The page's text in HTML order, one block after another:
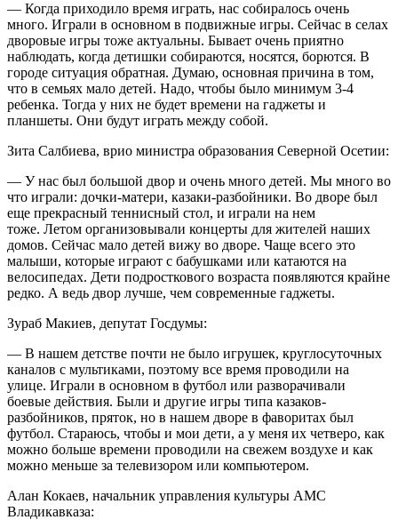
— Когда приходило время играть, нас собиралось очень
много. Играли в основном в подвижные игры. Сейчас в селах
дворовые игры тоже актуальны. Бывает очень приятно
наблюдать, когда детишки собираются, носятся, борются. В
городе ситуация обратная. Думаю, основная причина в том,
что в семьях мало детей. Надо, чтобы было минимум 3-4
ребенка. Тогда у них не будет времени на гаджеты и
планшеты. Они будут играть между собой.
Зита Салбиева, врио министра образования Северной Осетии:
— У нас был большой двор и очень много детей. Мы много во
что играли: дочки-матери, казаки-разбойники. Во дворе был
еще прекрасный теннисный стол, и играли на нем
тоже. Летом организовывали концерты для жителей наших
домов. Сейчас мало детей вижу во дворе. Чаще всего это
малыши, которые играют с бабушками или катаются на
велосипедах. Дети подросткового возраста появляются крайне
редко. А ведь двор лучше, чем современные гаджеты.
Зураб Макиев, депутат Госдумы:
— В нашем детстве почти не было игрушек, круглосуточных
каналов с мультиками, поэтому все время проводили на
улице. Играли в основном в футбол или разворачивали
боевые действия. Были и другие игры типа казаков-
разбойников, пряток, но в нашем дворе в фаворитах был
футбол. Стараюсь, чтобы и мои дети, а у меня их четверо, как
можно больше времени проводили на свежем воздухе и как
можно меньше за телевизором или компьютером.
Алан Кокаев, начальник управления культуры АМС
Владикавказа: